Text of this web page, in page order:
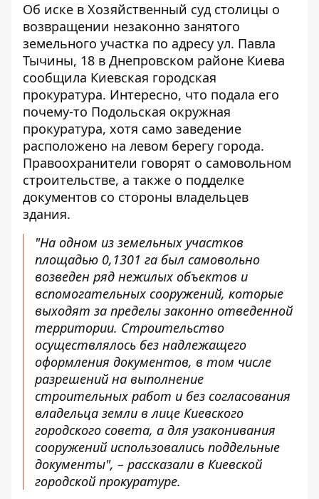
Об иске в Хозяйственный суд столицы о
возвращении незаконно занятого
земельного участка по адресу ул. Павла
Тычины, 18 в Днепровском районе Киева
сообщила Киевская городская
прокуратура. Интересно, что подала его
почему-то Подольская окружная
прокуратура, хотя само заведение
расположено на левом берегу города.
Правоохранители говорят о самовольном
строительстве, а также о подделке
документов со стороны владельцев
здания.
"На одном из земельных участков
площадью 0,1301 га был самовольно
возведен ряд нежилых объектов и
вспомогательных сооружений, которые
выходят за пределы законно отведенной
территории. Строительство
осуществлялось без надлежащего
оформления документов, в том числе
разрешений на выполнение
строительных работ и без согласования
владельца земли в лице Киевского
городского совета, а для узаконивания
сооружений использовались поддельные
документы", – рассказали в Киевской
городской прокуратуре.